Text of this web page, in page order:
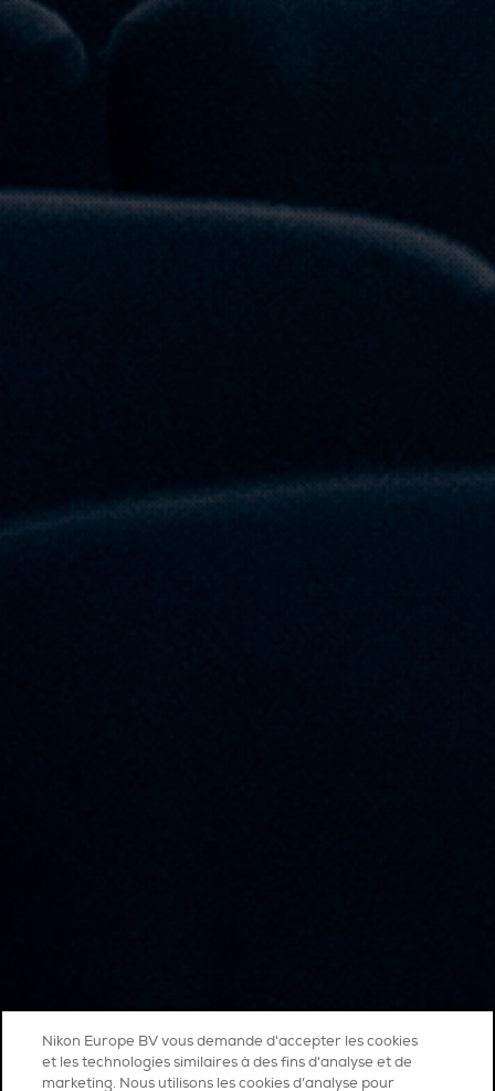
Nikon Europe BV vous demande d'accepter les cookies
et les technologies similaires à des fins d'analyse et de
marketing. Nous utilisons les cookies d’analyse pour